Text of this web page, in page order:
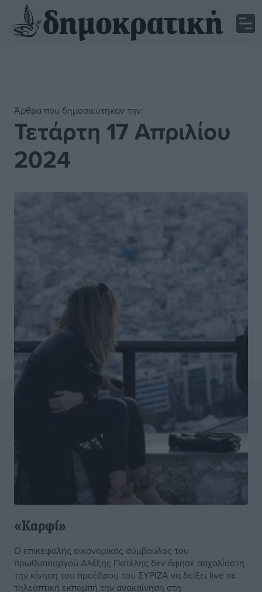
Άρθρα που δημοσιεύτηκαν την:
Τετάρτη 17 Απριλίου
2024
«Καρφί»
Ο επικεφαλής οικονομικός σύμβουλος του
πρωθυπουργού Αλέξης Πατέλης δεν άφησε ασχολίαστη
την κίνηση του προέδρου του ΣΥΡΙΖΑ να δείξει live σε
τηλεοπτική εκπομπή την ανακαίνηση στη